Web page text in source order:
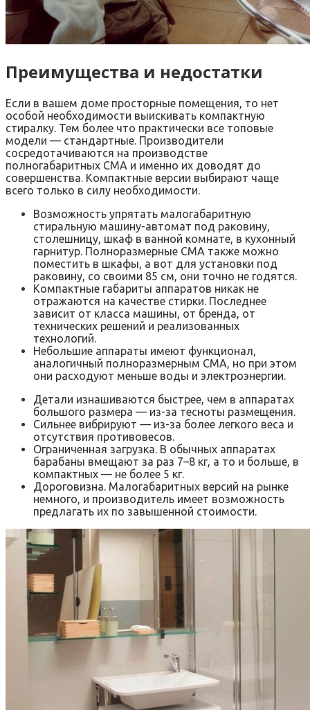
Преимущества и недостатки
Если в вашем доме просторные помещения, то нет
особой необходимости выискивать компактную
стиралку. Тем более что практически все топовые
модели — стандартные. Производители
сосредотачиваются на производстве
полногабаритных СМА и именно их доводят до
совершенства. Компактные версии выбирают чаще
всего только в силу необходимости.
Возможность упрятать малогабаритную
стиральную машину-автомат под раковину,
столешницу, шкаф в ванной комнате, в кухонный
гарнитур. Полноразмерные СМА также можно
поместить в шкафы, а вот для установки под
раковину, со своими 85 см, они точно не годятся.
Компактные габариты аппаратов никак не
отражаются на качестве стирки. Последнее
зависит от класса машины, от бренда, от
технических решений и реализованных
технологий.
Небольшие аппараты имеют функционал,
аналогичный полноразмерным СМА, но при этом
они расходуют меньше воды и электроэнергии.
Детали изнашиваются быстрее, чем в аппаратах
большого размера — из-за тесноты размещения.
Сильнее вибрируют — из-за более легкого веса и
отсутствия противовесов.
Ограниченная загрузка. В обычных аппаратах
барабаны вмещают за раз 7–8 кг, а то и больше, в
компактных — не более 5 кг.
Дороговизна. Малогабаритных версий на рынке
немного, и производитель имеет возможность
предлагать их по завышенной стоимости.